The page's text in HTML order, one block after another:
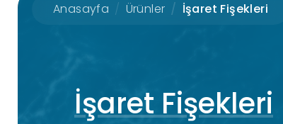
Anasayfa Ürünler İşaret Fişekleri
İşaret Fişekleri